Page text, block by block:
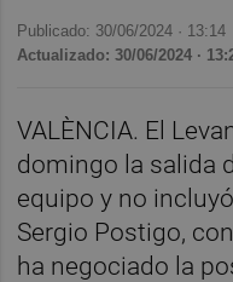
Publicado: 30/06/2024 · 13:14
Actualizado: 30/06/2024 ·
VALÈNCIA. El
domingo la salida
equipo y no
Sergio Postigo,
ha negociado la